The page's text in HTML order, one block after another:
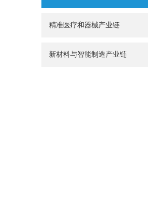
精准医疗和器械产业链
新材料与智能制造产业链